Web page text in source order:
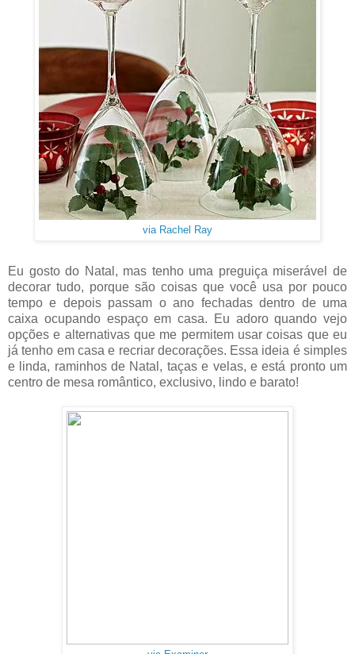
via Rachel Ray
Eu gosto do Natal, mas tenho uma preguiça miserável de
decorar tudo, porque são coisas que você usa por pouco
tempo e depois passam o ano fechadas dentro de uma
caixa ocupando espaço em casa. Eu adoro quando vejo
opções e alternativas que me permitem usar coisas que eu
já tenho em casa e recriar decorações. Essa ideia é simples
e linda, raminhos de Natal, taças e velas, e está pronto um
centro de mesa romântico, exclusivo, lindo e barato!